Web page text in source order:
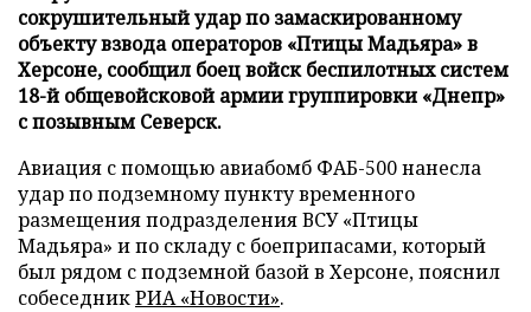
сокрушительный удар по замаскированному
объекту взвода операторов «Птицы Мадьяра» в
Херсоне, сообщил боец войск беспилотных систем
18-й общевойсковой армии группировки «Днепр»
с позывным Северск.
Авиация с помощью авиабомб ФАБ-500 нанесла
удар по подземному пункту временного
размещения подразделения ВСУ «Птицы
Мадьяра» и по складу с боеприпасами, который
был рядом с подземной базой в Херсоне, пояснил
собеседникРИА «Новости».